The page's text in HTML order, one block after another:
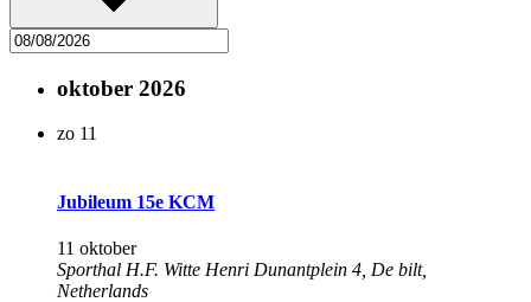
oktober 2026
zo 11
Jubileum 15e KCM
11 oktober
Sporthal H.F. Witte Henri Dunantplein 4, De bilt,
Netherlands